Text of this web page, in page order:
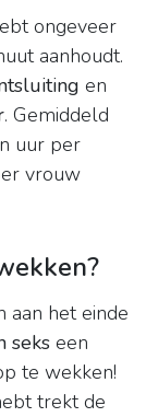
ongeveer
aanhoudt.
en
. Gemiddeld
uur per
vrouw
aan het einde
seks een
te wekken!
trekt de